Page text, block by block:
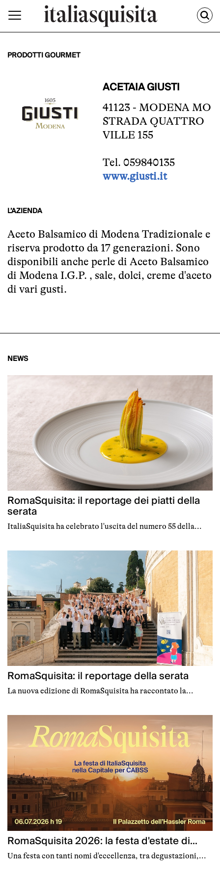
PRODOTTI GOURMET
ACETAIA GIUSTI
41123 - MODENA MO
STRADA QUATTRO
VILLE 155
Tel. 059840135
www.giusti.it
L’AZIENDA
Aceto Balsamico di Modena Tradizionale e
riserva prodotto da 17 generazioni. Sono
disponibili anche perle di Aceto Balsamico
di Modena I.G.P. , sale, dolci, creme d'aceto
di vari gusti.
NEWS
RomaSquisita: il reportage dei piatti della
serata
ItaliaSquisita ha celebrato l'uscita del numero 55 della...
RomaSquisita: il reportage della serata
La nuova edizione di RomaSquisita ha raccontato la...
RomaSquisita 2026: la festa d'estate di...
Una festa con tanti nomi d'eccellenza, tra degustazioni,...